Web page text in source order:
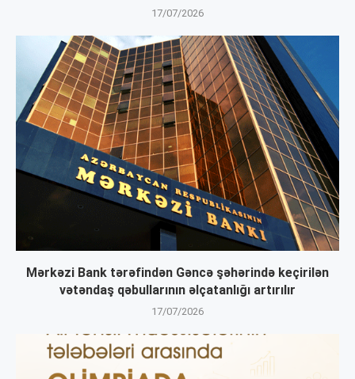
17/07/2026
Mərkəzi Bank tərəfindən Gəncə şəhərində keçirilən
vətəndaş qəbullarının əlçatanlığı artırılır
17/07/2026